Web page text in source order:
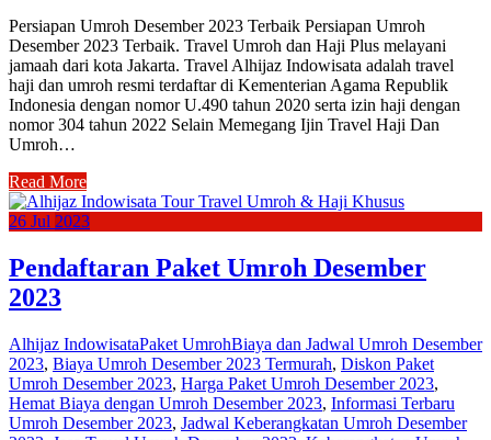
Persiapan Umroh Desember 2023 Terbaik Persiapan Umroh
Desember 2023 Terbaik. Travel Umroh dan Haji Plus melayani
jamaah dari kota Jakarta. Travel Alhijaz Indowisata adalah travel
haji dan umroh resmi terdaftar di Kementerian Agama Republik
Indonesia dengan nomor U.490 tahun 2020 serta izin haji dengan
nomor 304 tahun 2022 Selain Memegang Ijin Travel Haji Dan
Umroh…
Read More
26 Jul 2023
Pendaftaran Paket Umroh Desember
2023
Alhijaz IndowisataPaket UmrohBiaya dan Jadwal Umroh Desember
2023, Biaya Umroh Desember 2023 Termurah, Diskon Paket
Umroh Desember 2023, Harga Paket Umroh Desember 2023,
Hemat Biaya dengan Umroh Desember 2023, Informasi Terbaru
Umroh Desember 2023, Jadwal Keberangkatan Umroh Desember